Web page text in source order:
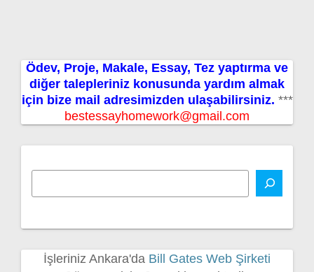
Ödev, Proje, Makale, Essay, Tez yaptırma ve
diğer talepleriniz konusunda yardım almak
için bize mail adresimizden ulaşabilirsiniz. ***
bestessayhomework@gmail.com
İşleriniz Ankara'da Bill Gates Web Şirketi